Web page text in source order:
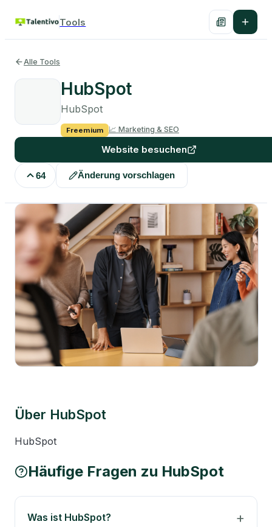
Tools
Alle Tools
HubSpot
HubSpot
Freemium 📈 Marketing & SEO
Website besuchen
64 Änderung vorschlagen
Über HubSpot
HubSpot
Häufige Fragen zu HubSpot
Was ist HubSpot?